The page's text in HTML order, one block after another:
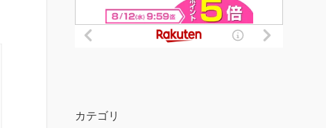
カテゴリ